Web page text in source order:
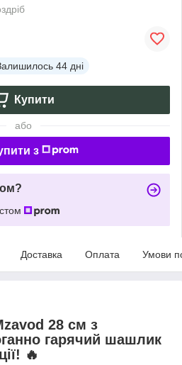
44 дні
Купити
або
з
Доставка Оплата Умови
28 см з
гарячий шашлик
🔥